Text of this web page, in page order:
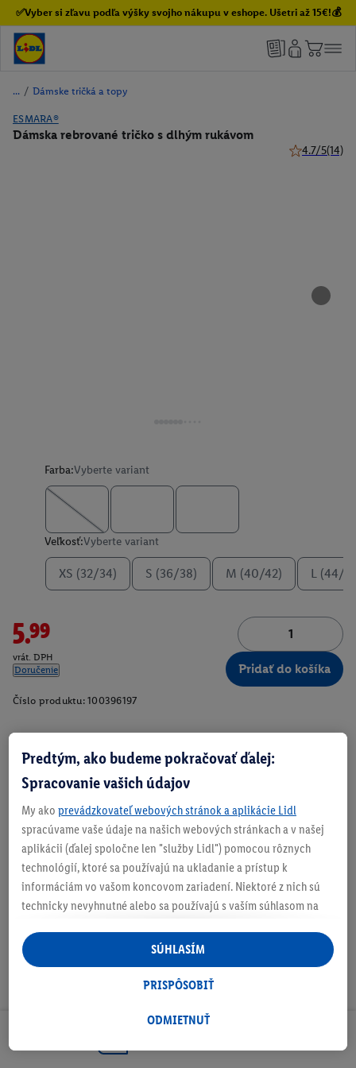
✅Vyber si zľavu podľa výšky svojho nákupu v eshope. Ušetri až 15€!💰
/ Dámske tričká a topy
ESMARA®
Dámska rebrované tričko s dlhým rukávom
4.7/5(14)
Farba:Vyberte variant
Veľkosť:Vyberte variant
XS (32/34) S (36/38) M (40/42) L (44/
5.99
vrát. DPH
Doručenie
Pridať do košíka
Číslo produktu: 100396197
Zistite svoju veľkosť
O produkte
Predtým, ako budeme pokračovať ďalej:
Spracovanie vašich údajov
My ako prevádzkovateľ webových stránok a aplikácie Lidl
spracúvame vaše údaje na našich webových stránkach a v našej
aplikácii (ďalej spoločne len "služby Lidl") pomocou rôznych
technológií, ktoré sa používajú na ukladanie a prístup k
informáciám vo vašom koncovom zariadení. Niektoré z nich sú
technicky nevyhnutné alebo sa používajú s vaším súhlasom na
personalizovanú reklamu v rámci služieb Lidl aj mimo nich. Ak
ste účastníkom programu Lidl Plus, na tieto účely sa spracúvajú
aj údaje z vášho nákupného správania v obchode.
následne si vytvoríte účet Lidl Plus alebo sa prihlásite do svojho
tiež vytvoriť špeciálny online identifikátor z e-mailovej adresy,
ODMIETNUŤ
PRISPÔSOBIŤ
SÚHLASÍM